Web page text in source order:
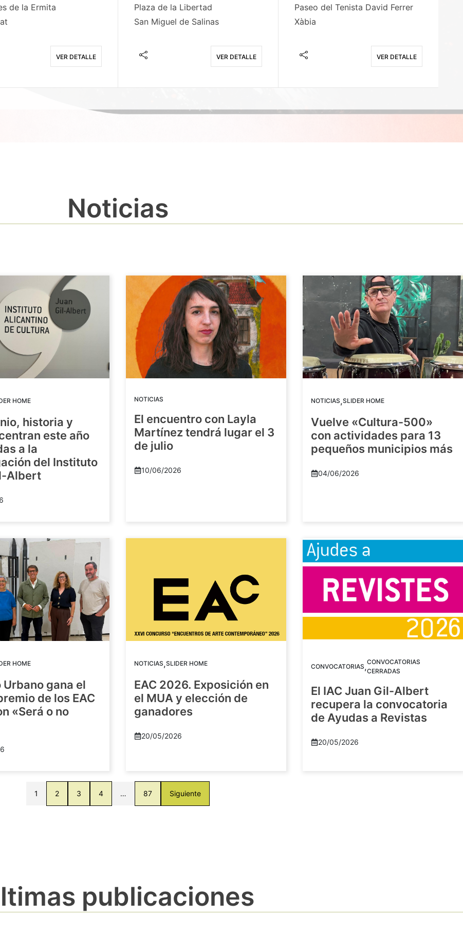
de la Ermita
VER DETALLE
Plaza de la Libertad
San Miguel de Salinas
VER DETALLE
Paseo del Tenista David Ferrer
Xàbia
VER DETALLE
Noticias
HOME
historia y
este año
a la
del Instituto
Albert
NOTICIAS
El encuentro con Layla
Martínez tendrá lugar el 3
de julio
10/06/2026
NOTICIAS,SLIDER HOME
Vuelve «Cultura-500»
con actividades para 13
pequeños municipios más
04/06/2026
HOME
Urbano gana el
de los EAC
«Será o no
NOTICIAS,SLIDER HOME
EAC 2026. Exposición en
el MUA y elección de
ganadores
20/05/2026
CONVOCATORIAS,CONVOCATORIAS
CERRADAS
El IAC Juan Gil-Albert
recupera la convocatoria
de Ayudas a Revistas
20/05/2026
1 2 3 4 … 87 Siguiente
publicaciones